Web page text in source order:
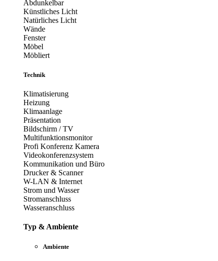
Abdunkelbar
Künstliches Licht
Natürliches Licht
Wände
Fenster
Möbel
Möbliert
Technik
Klimatisierung
Heizung
Klimaanlage
Präsentation
Bildschirm / TV
Multifunktionsmonitor
Profi Konferenz Kamera
Videokonferenzsystem
Kommunikation und Büro
Drucker & Scanner
W-LAN & Internet
Strom und Wasser
Stromanschluss
Wasseranschluss
Typ & Ambiente
Ambiente